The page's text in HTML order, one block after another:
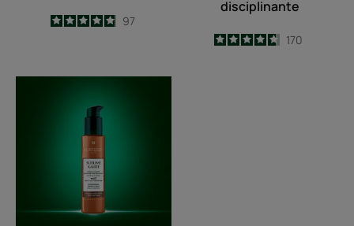
4.9
/5
97
disciplinante
4.7
/
5
170
de
profesional
alisadora